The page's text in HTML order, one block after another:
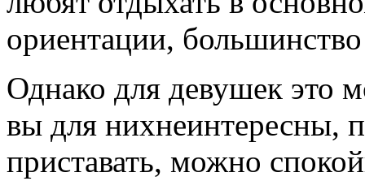
ориентации,
Однако для девушек это
вы для нихнеинтересны,
приставать, можно